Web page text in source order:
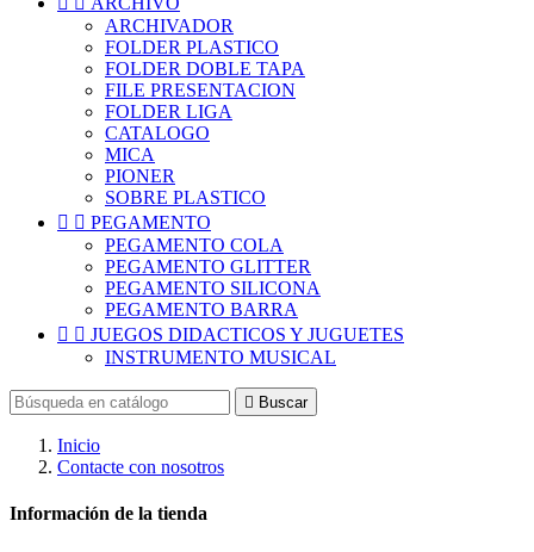
ARCHIVADOR
FOLDER PLASTICO
FOLDER DOBLE TAPA
FILE PRESENTACION
FOLDER LIGA
CATALOGO
MICA
PIONER
SOBRE PLASTICO
  PEGAMENTO
PEGAMENTO COLA
PEGAMENTO GLITTER
PEGAMENTO SILICONA
PEGAMENTO BARRA
  JUEGOS DIDACTICOS Y JUGUETES
INSTRUMENTO MUSICAL
 Buscar
Inicio
Contacte con nosotros
Información de la tienda